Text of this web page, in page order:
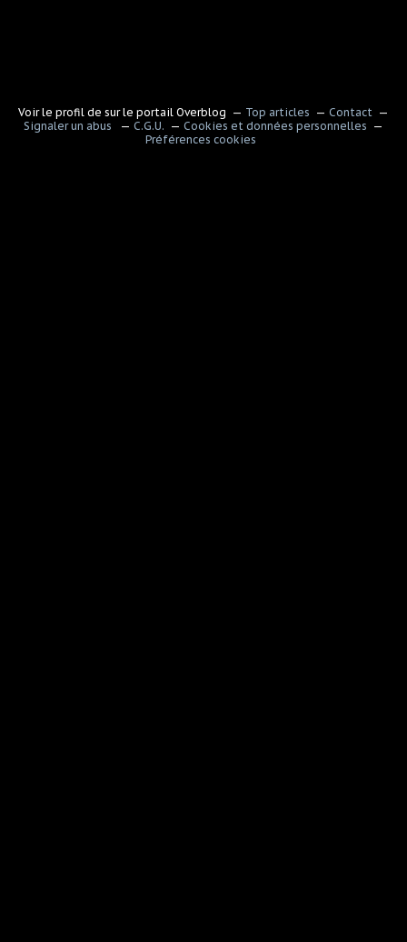
Voir le profil de sur le portail Overblog Top articles
Contact
Signaler un abus
C.G.U.
Cookies et données personnelles
Préférences cookies